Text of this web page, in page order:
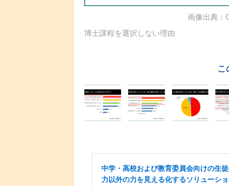
画像出典：
博士課程を選択しない理由
中学・高校および教育委員会向けの生
力以外の力を見える化するソリューシ